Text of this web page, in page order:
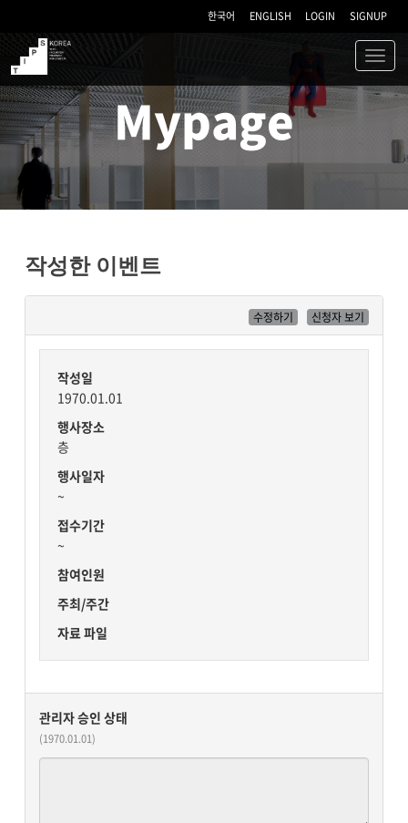
한국어 ENGLISH LOGIN SIGNUP
TIPS
Mypage
작성한 이벤트
수정하기 신청자 보기
작성일
1970.01.01
행사장소
층
행사일자
~
접수기간
~
참여인원
주최/주간
자료 파일
관리자 승인 상태
(1970.01.01)